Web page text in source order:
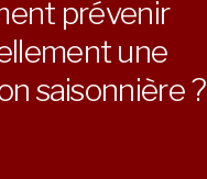
prévenir
une
saisonnière ?